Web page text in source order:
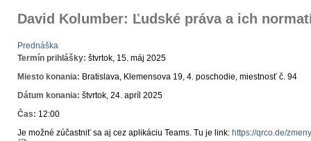
David Kolumber: Ľudské práva a ich
Prednáška
Termín prihlášky: štvrtok, 15. máj 2025
Miesto konania: Bratislava, Klemensova 19, 4. poschodie, miestnosť č. 94
Dátum konania: štvrtok, 24. apríl 2025
Čas: 12:00
Je možné zúčastniť sa aj cez aplikáciu Teams. Tu je link: https://qrco.de/